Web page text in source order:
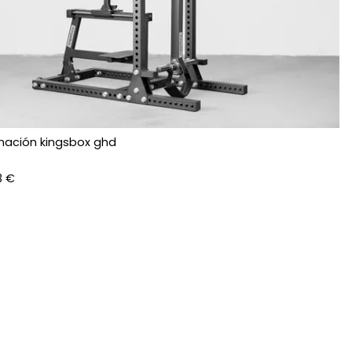
kingsbox ghd
€